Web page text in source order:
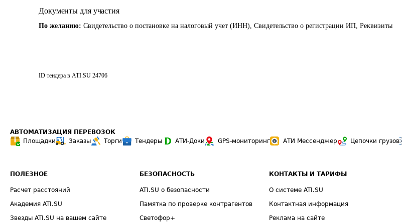
Документы для участия
По желанию: Свидетельство о постановке на налоговый учет (ИНН), Свидетельство о регистрации ИП, Реквизиты
ID тендера в ATI.SU 24706
АВТОМАТИЗАЦИЯ ПЕРЕВОЗОК
Площадки
Заказы Торги Тендеры АТИ-Доки GPS-мониторинг АТИ Мессенджер Цепочки грузов
ПОЛЕЗНОЕ
Расчет расстояний
Академия ATI.SU
Звезды ATI.SU на вашем сайте
БЕЗОПАСНОСТЬ
ATI.SU о безопасности
Памятка по проверке контрагентов
Светофор+
КОНТАКТЫ И ТАРИФЫ
О системе ATI.SU
Контактная информация
Реклама на сайте